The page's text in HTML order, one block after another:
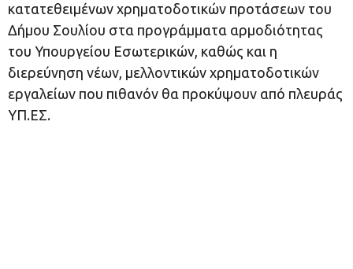
κατατεθειμένων χρηματοδοτικών προτάσεων του
Δήμου Σουλίου στα προγράμματα αρμοδιότητας
του Υπουργείου Εσωτερικών, καθώς και η
διερεύνηση νέων, μελλοντικών χρηματοδοτικών
εργαλείων που πιθανόν θα προκύψουν από πλευράς
ΥΠ.ΕΣ.